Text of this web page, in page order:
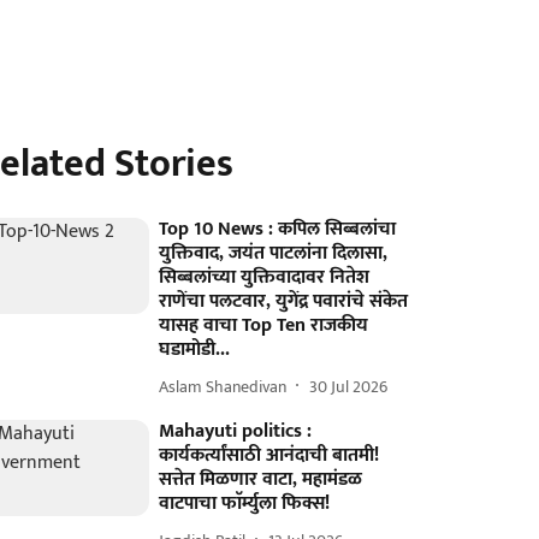
Stories
Top 10 News : कपिल सिब्बलांचा
युक्तिवाद, जयंत पाटलांना दिलासा,
सिब्बलांच्या युक्तिवादावर नितेश
राणेंचा पलटवार, युगेंद्र पवारांचे संकेत
यासह वाचा Top Ten राजकीय
घडामोडी...
Aslam Shanedivan 30 Jul 2026
Mahayuti politics :
कार्यकर्त्यांसाठी आनंदाची बातमी!
सत्तेत मिळणार वाटा, महामंडळ
वाटपाचा फाॅर्म्युला फिक्स!